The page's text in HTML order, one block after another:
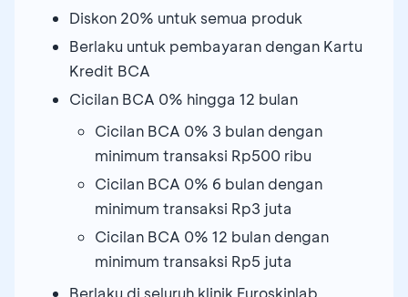
Diskon 20% untuk semua produk
Berlaku untuk pembayaran dengan Kartu
Kredit BCA
Cicilan BCA 0% hingga 12 bulan
Cicilan BCA 0% 3 bulan dengan
minimum transaksi Rp500 ribu
Cicilan BCA 0% 6 bulan dengan
minimum transaksi Rp3 juta
Cicilan BCA 0% 12 bulan dengan
minimum transaksi Rp5 juta
Berlaku di seluruh klinik Euroskinlab